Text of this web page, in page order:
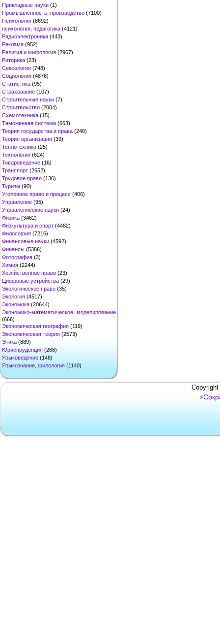
Прикладные науки (1)
Промышленность, производство (7100)
Психология (8692)
психология, педагогика (4121)
Радиоэлектроника (443)
Реклама (952)
Религия и мифология (2967)
Риторика (23)
Сексология (748)
Социология (4876)
Статистика (95)
Страхование (107)
Строительные науки (7)
Строительство (2004)
Схемотехника (15)
Таможенная система (663)
Теория государства и права (240)
Теория организации (39)
Теплотехника (25)
Технология (624)
Товароведение (16)
Транспорт (2652)
Трудовое право (136)
Туризм (90)
Уголовное право и процесс (406)
Управление (95)
Управленческие науки (24)
Физика (3462)
Физкультура и спорт (4482)
Философия (7216)
Финансовые науки (4592)
Финансы (5386)
Фотография (3)
Химия (2244)
Хозяйственное право (23)
Цифровые устройства (29)
Экологическое право (35)
Экология (4517)
Экономика (20644)
Экономико-математическое моделирование
(666)
Экономическая география (119)
Экономическая теория (2573)
Этика (889)
Юриспруденция (288)
Языковедение (148)
Языкознание, филология (1140)
⚡